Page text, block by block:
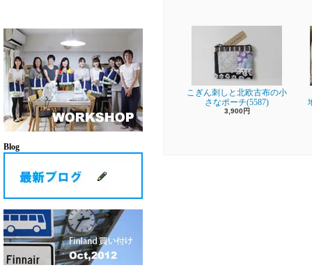
Blog
こぎん刺しと北欧古布の小
さなポーチ(5587)
3,900円